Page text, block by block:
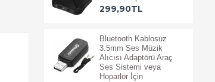
299,90TL
Bluetooth Kablosuz
3.5mm Ses Müzik
Alıcısı Adaptörü Araç
Ses Sistemi veya
Hoparlör İçin